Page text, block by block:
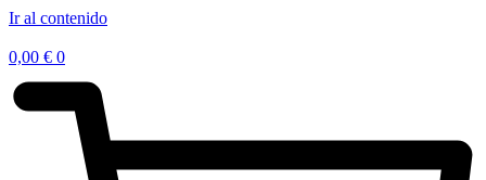
Ir al contenido
0,00 € 0